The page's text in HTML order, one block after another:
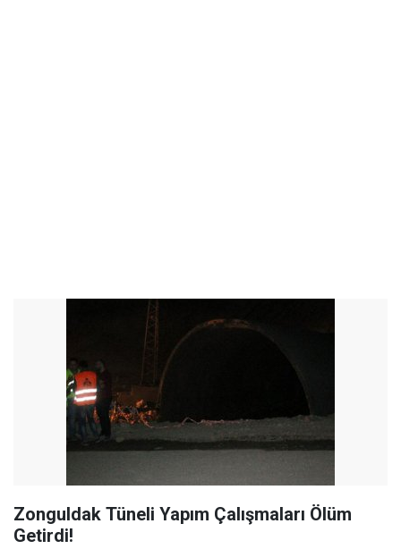
Zonguldak Tüneli Yapım Çalışmaları Ölüm
Getirdi!